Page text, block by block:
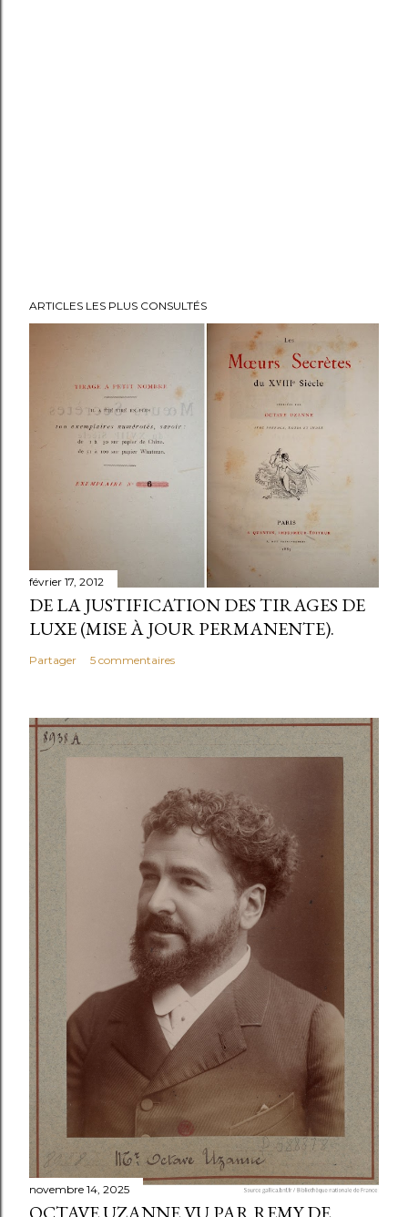
ARTICLES LES PLUS CONSULTÉS
février 17, 2012
DE LA JUSTIFICATION DES TIRAGES DE
LUXE (MISE À JOUR PERMANENTE).
Partager 5 commentaires
novembre 14, 2025